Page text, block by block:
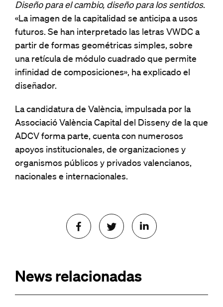
Diseño para el cambio, diseño para los sentidos.
«La imagen de la capitalidad se anticipa a usos
futuros. Se han interpretado las letras VWDC a
partir de formas geométricas simples, sobre
una retícula de módulo cuadrado que permite
infinidad de composiciones», ha explicado el
diseñador.
La candidatura de València, impulsada por la
Associació València Capital del Disseny de la que
ADCV forma parte, cuenta con numerosos
apoyos institucionales, de organizaciones y
organismos públicos y privados valencianos,
nacionales e internacionales.
News relacionadas